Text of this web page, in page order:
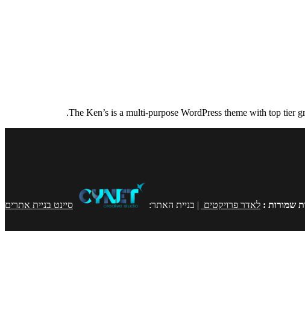
The Ken’s is a multi-purpose WordPress theme with top tier
שמורות : לאדר פרויקטים | בניית האתר: סיינט בניית אתרים